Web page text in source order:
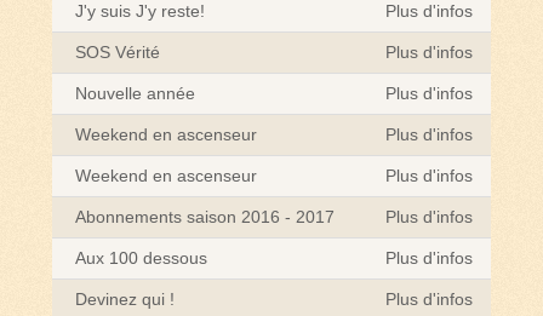
J'y suis J'y reste! Plus d'infos
SOS Vérité Plus d'infos
Nouvelle année Plus d'infos
Weekend en ascenseur Plus d'infos
Weekend en ascenseur Plus d'infos
Abonnements saison 2016 - 2017 Plus d'infos
Aux 100 dessous Plus d'infos
Devinez qui ! Plus d'infos